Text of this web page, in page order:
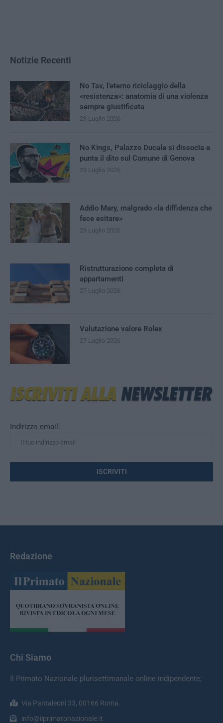
Indirizzo email:
Notizie Recenti
No Tav, l’eterno riciclaggio della
«resistenza»: anatomia di una violenza
sempre giustificata
28 Luglio 2026
No Kings, Palazzo Ducale si dissocia e
punta il dito sul Comune di Genova
28 Luglio 2026
Addio Mary, malgrado «la diffidenza che
fece esitare»
28 Luglio 2026
Ristrutturazione completa di
appartamenti
27 Luglio 2026
Valutazione valore Rolex
27 Luglio 2026
Redazione
Chi Siamo
Il Primato Nazionale plurisettimanale online indipendente;
Via Pantaleoni 33, 00166 Roma.
info@ilprimatonazionale.it